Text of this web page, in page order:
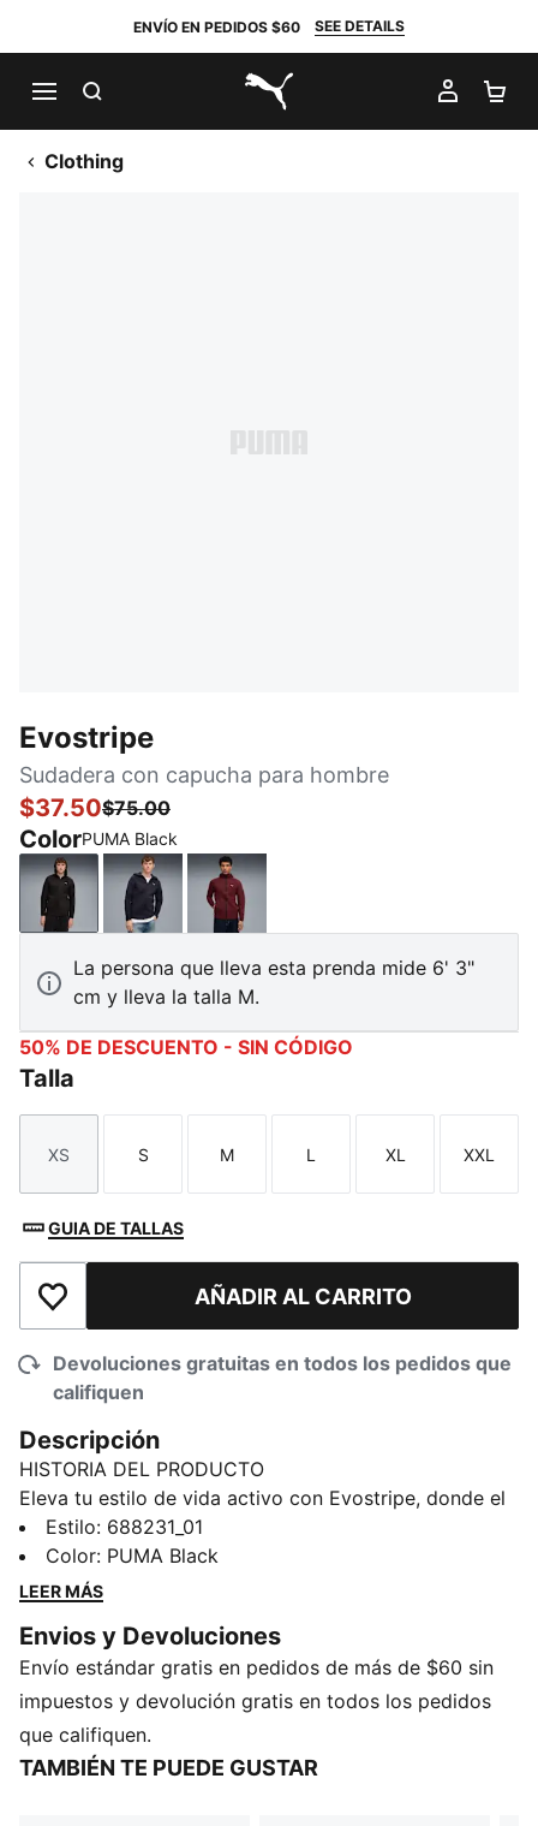
ENVÍO EN PEDIDOS $60 SEE DETAILS
PUMA.com
MI
Clothing
Evostripe
Sudadera con capucha para hombre
$37.50$75.00
ColorPUMA Black
PUMA BlackNew NavyRuby Shimmer
La persona que lleva esta prenda mide 6' 3"
cm y lleva la talla M.
50% DE DESCUENTO - SIN CÓDIGO
Talla
Talla
XS
Talla
S
Talla
M
Talla
L
Talla
XL
Talla
XXL
GUIA DE TALLAS
Añadir a la lista de deseosAÑADIR AL CARRITO
Devoluciones gratuitas en todos los pedidos que
califiquen
Descripción
HISTORIA DEL PRODUCTO
Eleva tu estilo de vida activo con Evostripe, donde el
rendimiento se une al estilo. Diseñados para el
movimiento e inspirados en el mundo del deporte,
cada pieza combina a la perfección una estética
tecnológicas. Definido por el icónico Formstrip,
Evostripe es la fusión perfecta de funcionalidad y
estilo, que te permite moverte con facilidad y
confianza.
CARACTERÍSTICAS Y BENEFICIOS
Estilo: 688231_01
Color: PUMA Black
LEER MÁS
Envios y Devoluciones
Envío estándar gratis en pedidos de más de $60 sin
impuestos y devolución gratis en todos los pedidos
que califiquen.
TAMBIÉN TE PUEDE GUSTAR